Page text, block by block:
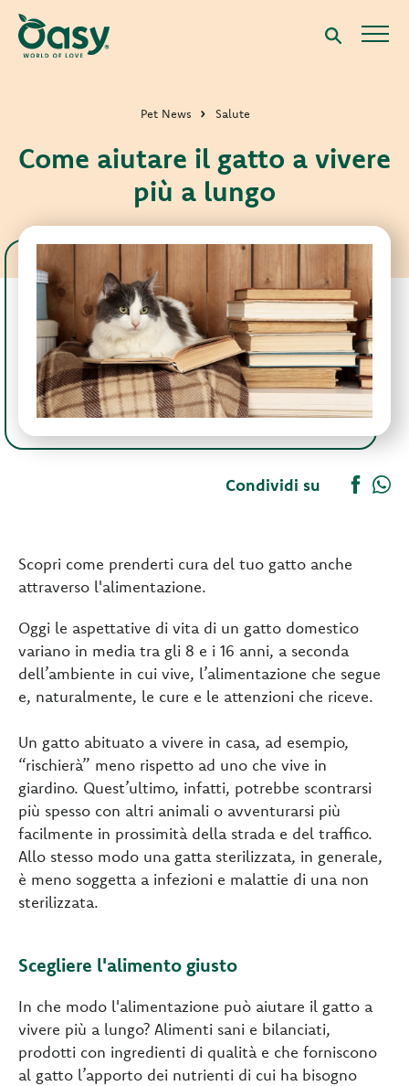
Pet News Salute
Come aiutare il gatto a vivere
più a lungo
Condividi su
Scopri come prenderti cura del tuo gatto anche
attraverso l'alimentazione.
Oggi le aspettative di vita di un gatto domestico
variano in media tra gli 8 e i 16 anni, a seconda
dell’ambiente in cui vive, l’alimentazione che segue
e, naturalmente, le cure e le attenzioni che riceve.
Un gatto abituato a vivere in casa, ad esempio,
“rischierà” meno rispetto ad uno che vive in
giardino. Quest’ultimo, infatti, potrebbe scontrarsi
più spesso con altri animali o avventurarsi più
facilmente in prossimità della strada e del traffico.
Allo stesso modo una gatta sterilizzata, in generale,
è meno soggetta a infezioni e malattie di una non
sterilizzata.
Scegliere l'alimento giusto
In che modo l'alimentazione può aiutare il gatto a
vivere più a lungo? Alimenti sani e bilanciati,
prodotti con ingredienti di qualità e che forniscono
al gatto l’apporto dei nutrienti di cui ha bisogno